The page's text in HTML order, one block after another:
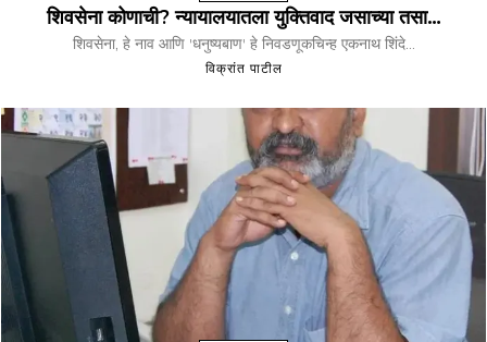
शिवसेना कोणाची? न्यायालयातला युक्तिवाद जसाच्या तसा…
शिवसेना, हे नाव आणि 'धनुष्यबाण' हे निवडणूकचिन्ह एकनाथ शिंदे...
विक्रांत पाटील